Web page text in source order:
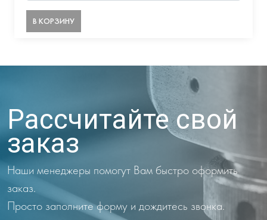
В КОРЗИНУ
Рассчитайте свой
заказ
Наши менеджеры помогут Вам быстро оформить
заказ.
Просто заполните форму и дождитесь звонка.